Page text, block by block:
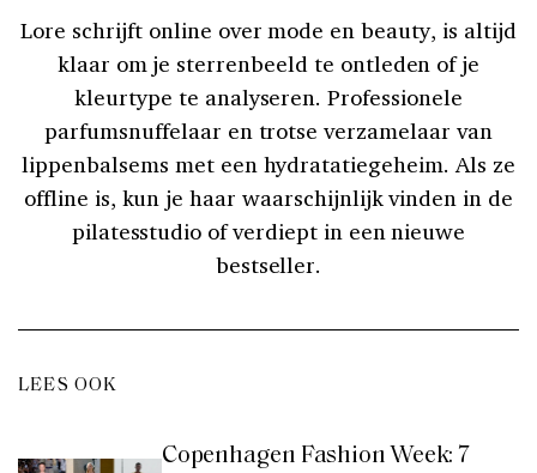
Lore schrijft online over mode en beauty, is altijd
klaar om je sterrenbeeld te ontleden of je
kleurtype te analyseren. Professionele
parfumsnuffelaar en trotse verzamelaar van
lippenbalsems met een hydratatiegeheim. Als ze
offline is, kun je haar waarschijnlijk vinden in de
pilatesstudio of verdiept in een nieuwe
bestseller.
LEES OOK
Copenhagen Fashion Week: 7